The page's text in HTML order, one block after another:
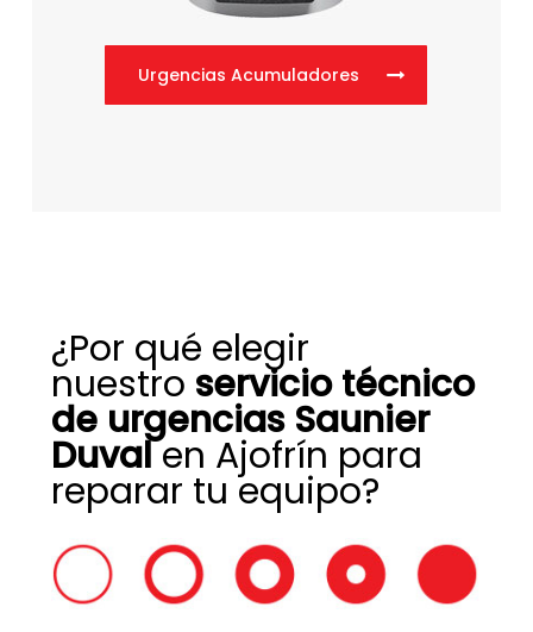
Urgencias Acumuladores
¿Por qué elegir
nuestro servicio técnico
de urgencias Saunier
Duvalen Ajofrín para
reparar tu equipo?